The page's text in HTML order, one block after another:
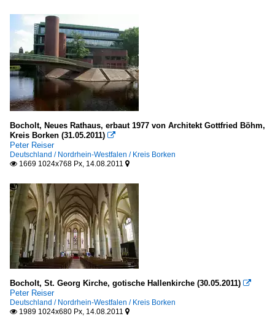
Bocholt, Neues Rathaus, erbaut 1977 von Architekt Gottfried Böhm,
Kreis Borken (31.05.2011) 
Peter Reiser
Deutschland / Nordrhein-Westfalen / Kreis Borken
 1669 1024x768 Px, 14.08.2011 
Bocholt, St. Georg Kirche, gotische Hallenkirche (30.05.2011) 
Peter Reiser
Deutschland / Nordrhein-Westfalen / Kreis Borken
 1989 1024x680 Px, 14.08.2011 